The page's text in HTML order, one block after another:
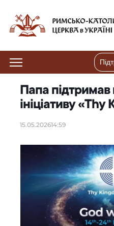
Папа
ініціативу
15.05.202614:59